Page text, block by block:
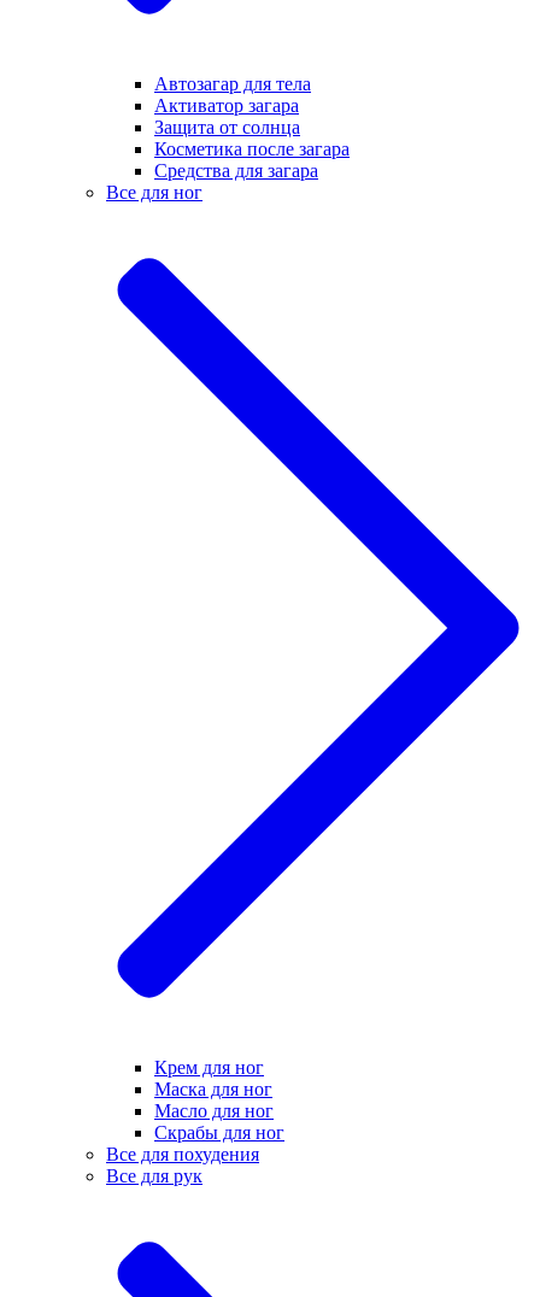
Автозагар для тела
Активатор загара
Защита от солнца
Косметика после загара
Средства для загара
Все для ног
Крем для ног
Маска для ног
Масло для ног
Скрабы для ног
Все для похудения
Все для рук